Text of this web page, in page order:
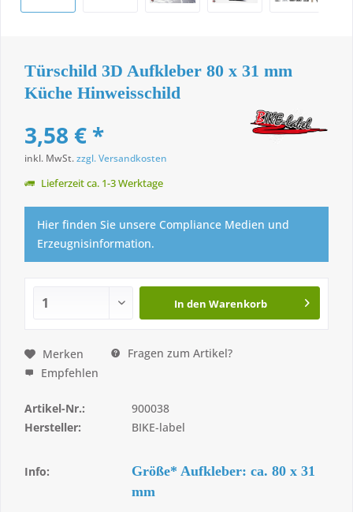
Türschild 3D Aufkleber 80 x 31 mm
Küche Hinweisschild
3,58 € *
inkl. MwSt.zzgl. Versandkosten
Lieferzeit ca. 1-3 Werktage
Hier finden Sie unsere Compliance Medien und
Erzeugnisinformation.
In den Warenkorb
Merken
Fragen zum Artikel?
Empfehlen
Artikel-Nr.:
900038
Hersteller:
BIKE-label
Info:
Größe* Aufkleber: ca. 80 x 31
mm